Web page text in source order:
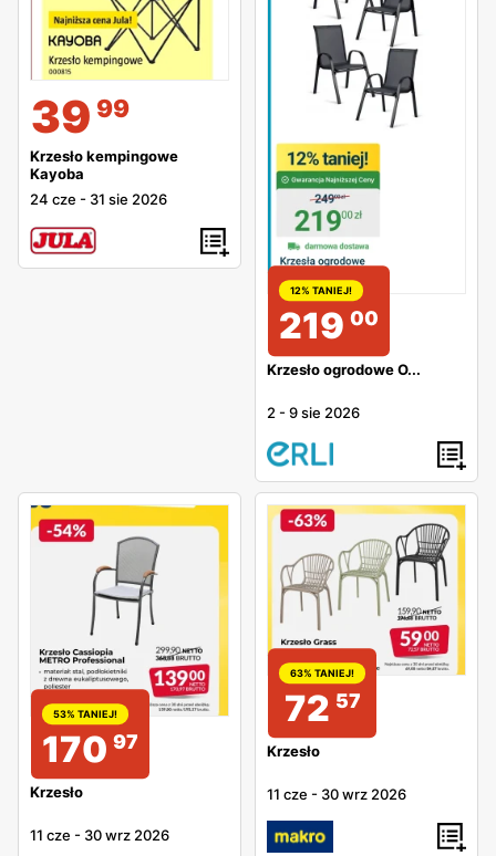
39 99
Krzesło kempingowe
Kayoba
24 cze - 31 sie 2026
12% TANIEJ!
219 00
Krzesło ogrodowe O...
2 -9 sie 2026
53% TANIEJ!
170 97
Krzesło
11 cze - 30 wrz 2026
63% TANIEJ!
72 57
Krzesło
11 cze - 30 wrz 2026